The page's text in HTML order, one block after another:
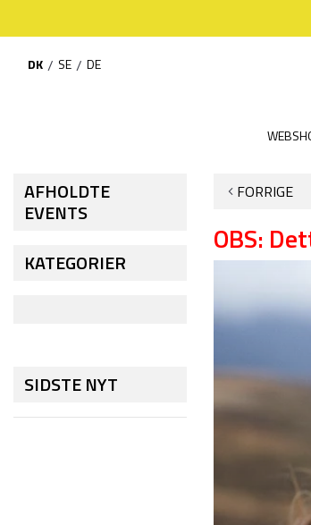
DK / SE / DE
AFHOLDTE
EVENTS
KATEGORIER
SIDSTE NYT
FORRIGE
OBS: